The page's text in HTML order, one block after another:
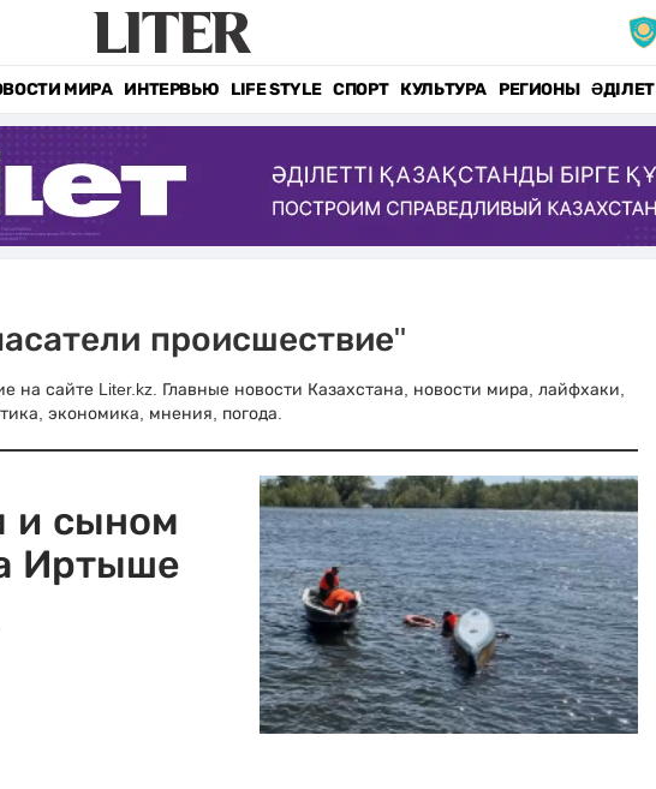
МИРА ИНТЕРВЬЮ LIFE STYLE СПОРТ КУЛЬТУРА РЕГИОНЫ ӘДІЛЕТ
происшествие"
на сайте Liter.kz. Главные новости Казахстана, новости мира, лайфхаки,
экономика, мнения, погода.
и сыном
Иртыше